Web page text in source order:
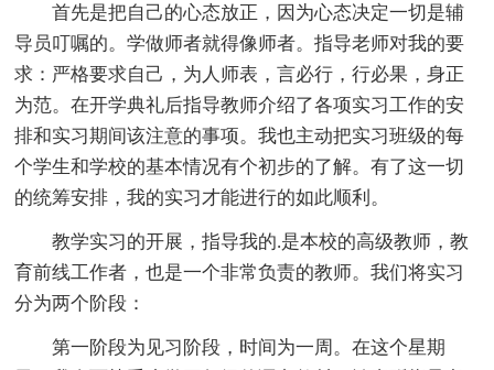
首先是把自己的心态放正，因为心态决定一切是辅
导员叮嘱的。学做师者就得像师者。指导老师对我的要
求：严格要求自己，为人师表，言必行，行必果，身正
为范。在开学典礼后指导教师介绍了各项实习工作的安
排和实习期间该注意的事项。我也主动把实习班级的每
个学生和学校的基本情况有个初步的了解。有了这一切
的统筹安排，我的实习才能进行的如此顺利。
教学实习的开展，指导我的.是本校的高级教师，教
育前线工作者，也是一个非常负责的教师。我们将实习
分为两个阶段：
第一阶段为见习阶段，时间为一周。在这个星期